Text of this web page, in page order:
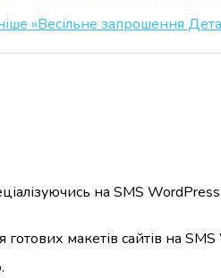
»Весільне запрошення
на SMS
макетів сайтів на